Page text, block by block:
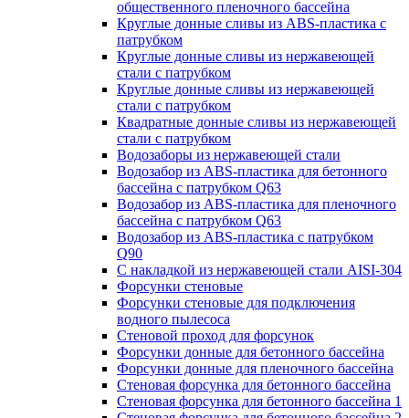
общественного пленочного бассейна
Круглые донные сливы из ABS-пластика с
патрубком
Круглые донные сливы из нержавеющей
стали с патрубком
Круглые донные сливы из нержавеющей
стали с патрубком
Квадратные донные сливы из нержавеющей
стали с патрубком
Водозаборы из нержавеющей стали
Водозабор из ABS-пластика для бетонного
бассейна с патрубком Q63
Водозабор из ABS-пластика для пленочного
бассейна с патрубком Q63
Водозабор из ABS-пластика с патрубком
Q90
С накладкой из нержавеющей стали AISI-304
Форсунки стеновые
Форсунки стеновые для подключения
водного пылесоса
Стеновой проход для форсунок
Форсунки донные для бетонного бассейна
Форсунки донные для пленочного бассейна
Стеновая форсунка для бетонного бассейна
Стеновая форсунка для бетонного бассейна 1